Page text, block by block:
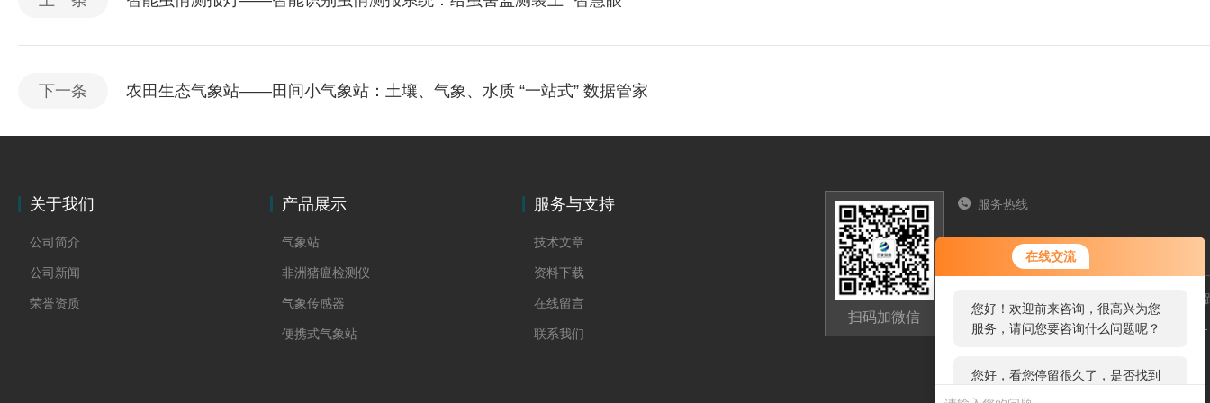
在线交流
您好！欢迎前来咨询，很高兴为您
服务，请问您要咨询什么问题呢？
您好，看您停留很久了，是否找到
了需求产品，您可以直接在线与我
下一条 农田生态气象站——田间小气象站：土壤、气象、水质 “一站式” 数据管家
关于我们
公司简介
公司新闻
荣誉资质
产品展示
气象站
非洲猪瘟检测仪
气象传感器
便携式气象站
服务与支持
技术文章
资料下载
在线留言
联系我们
扫码加微信
服务热线
13276362033
山东省潍坊高新区新城街道玉清社区光
高新区光电产业加速器（一期）1号楼301